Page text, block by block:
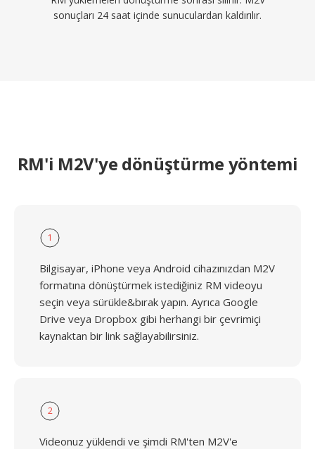
sonuçları 24 saat içinde sunuculardan kaldırılır.
RM'i M2V'ye dönüştürme yöntemi
1
Bilgisayar, iPhone veya Android cihazınızdan M2V
formatına dönüştürmek istediğiniz RM videoyu
seçin veya sürükle&bırak yapın. Ayrıca Google
Drive veya Dropbox gibi herhangi bir çevrimiçi
kaynaktan bir link sağlayabilirsiniz.
2
Videonuz yüklendi ve şimdi RM'ten M2V'e